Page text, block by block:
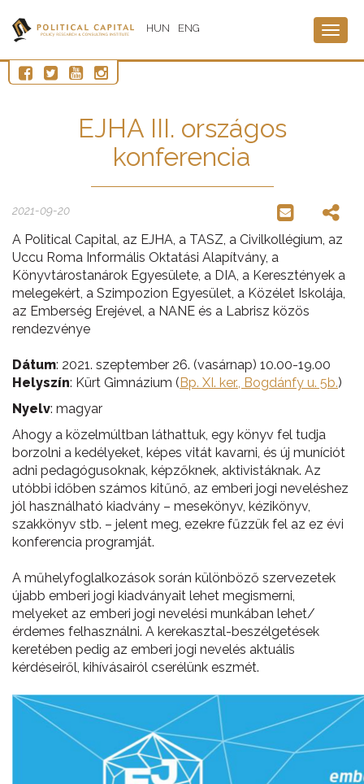
HUN ENG
EJHA III. országos
konferencia
2021-09-20
A Political Capital, az EJHA, a TASZ, a Civilkollégium, az
Uccu Roma Informális Oktatási Alapítvány, a
Könyvtárostanárok Egyesülete, a DIA, a Keresztények a
melegekért, a Szimpozion Egyesület, a Közélet Iskolája,
az Emberség Erejével, a NANE és a Labrisz közös
rendezvénye
Dátum: 2021. szeptember 26. (vasárnap) 10.00-19.00
Helyszín: Kürt Gimnázium (Bp. XI. ker., Bogdánfy u. 5b.)
Nyelv: magyar
Ahogy a közelmúltban láthattuk, egy könyv fel tudja
borzolni a kedélyeket, képes vitát kavarni, és új muníciót
adni pedagógusoknak, képzőknek, aktivistáknak. Az
utóbbi időben számos kitűnő, az emberi jogi neveléshez
jól használható kiadvány – mesekönyv, kézikönyv,
szakkönyv stb. – jelent meg, ezekre fűzzük fel az ez évi
konferencia programját.
A műhelyfoglalkozások során különböző szervezetek
újabb emberi jogi kiadványait lehet megismerni,
melyeket az emberi jogi nevelési munkában lehet/
érdemes felhasználni. A kerekasztal-beszélgetések
keretében pedig az emberi jogi nevelés aktuális
kérdéseiről, kihívásairól cserélünk eszmét.